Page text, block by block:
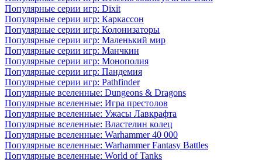
Популярные серии игр: Dixit
Популярные серии игр: Каркассон
Популярные серии игр: Колонизаторы
Популярные серии игр: Маленький мир
Популярные серии игр: Манчкин
Популярные серии игр: Монополия
Популярные серии игр: Пандемия
Популярные серии игр: Pathfinder
Популярные вселенные: Dungeons & Dragons
Популярные вселенные: Игра престолов
Популярные вселенные: Ужасы Лавкрафта
Популярные вселенные: Властелин колец
Популярные вселенные: Warhammer 40 000
Популярные вселенные: Warhammer Fantasy Battles
Популярные вселенные: World of Tanks